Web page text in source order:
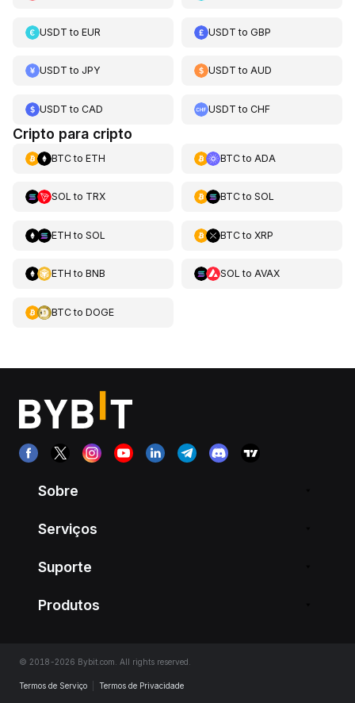
USDT to EUR USDT toGBP
USDT to JPY USDT toAUD
USDT to CAD USDT toCHF
Cripto para cripto
BTCto ETH BTCto ADA
SOL to TRX BTCto SOL
ETH to SOL BTCto XRP
ETH to BNB SOL to AVAX
BTCto DOGE
Sobre
Serviços
Suporte
Produtos
© 2018-2026 Bybit.com. All rights reserved.
Termos de Serviço Termos de Privacidade